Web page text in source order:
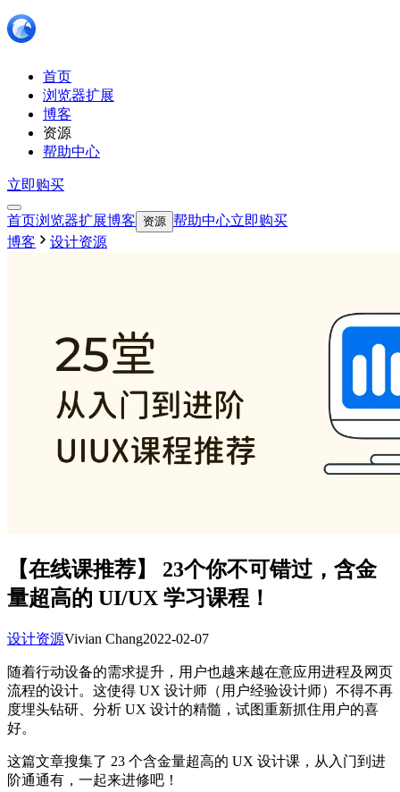
首页
浏览器扩展
博客
资源
帮助中心
立即购买
首页浏览器扩展博客 资源 帮助中心立即购买
博客
设计资源
【在线课推荐】 23个你不可错过，含金
量超高的 UI/UX 学习课程！
设计资源Vivian Chang2022-02-07
随着行动设备的需求提升，用户也越来越在意应用进程及网页
流程的设计。这使得 UX 设计师（用户经验设计师）不得不再
度埋头钻研、分析 UX 设计的精髓，试图重新抓住用户的喜
好。
这篇文章搜集了 23 个含金量超高的 UX 设计课，从入门到进
阶通通有，一起来进修吧！